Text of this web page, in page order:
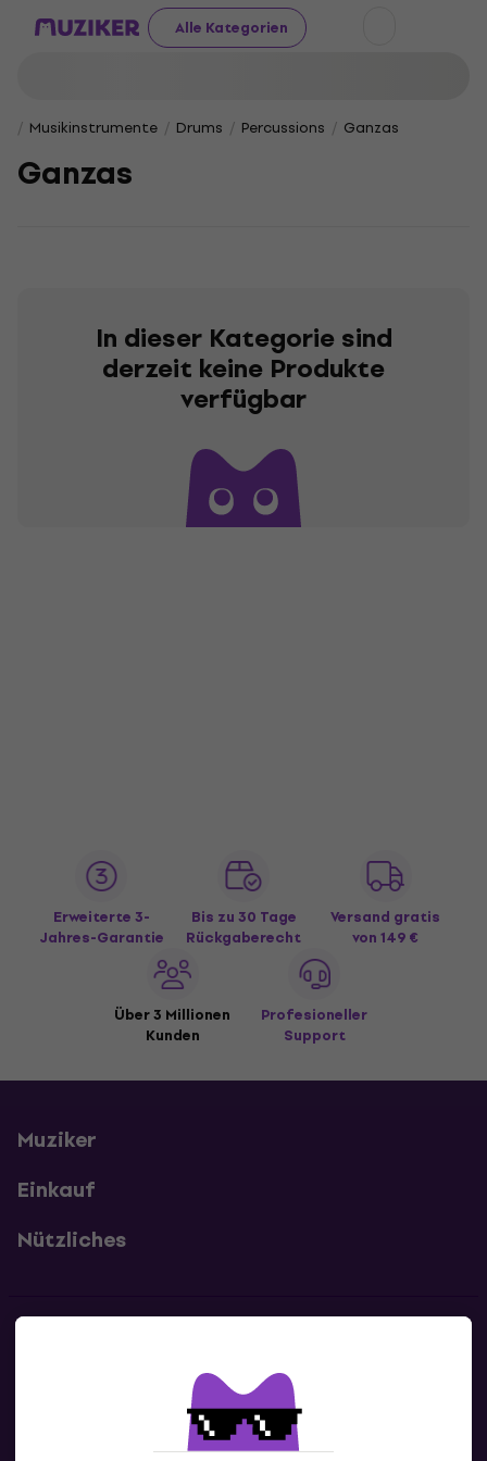
Alle Kategorien
Musikinstrumente Drums Percussions Ganzas
Ganzas
In dieser Kategorie sind
derzeit keine Produkte
verfügbar
Erweiterte 3-
Jahres-Garantie
Bis zu 30 Tage
Rückgaberecht
Versand gratis
von 149 €
Über 3 Millionen
Kunden
Profesioneller
Support
Muziker
Einkauf
Nützliches
Kontaktiere uns